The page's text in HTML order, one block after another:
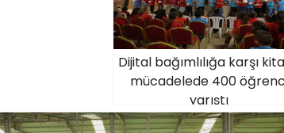
Dijital bağımlılığa karşı
mücadelede 400
yarıştı